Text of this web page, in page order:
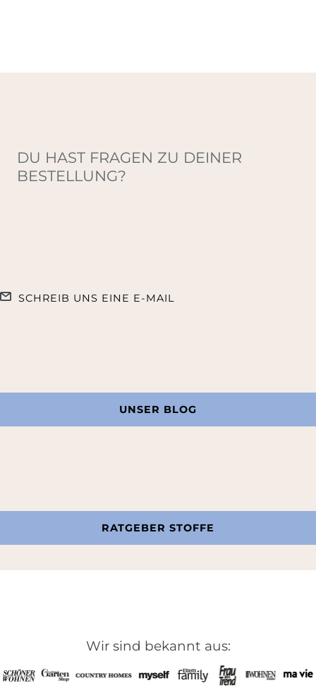
DU HAST FRAGEN ZU DEINER
BESTELLUNG?
SCHREIB UNS EINE E-MAIL
UNSER BLOG
RATGEBER STOFFE
Wir sind bekannt aus: